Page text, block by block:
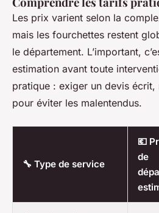
Les prix varient selon la
mais les fourchettes restent
le département. L’important,
estimation avant toute
pratique : exiger un devis écrit,
pour éviter les malentendus.
🔧 Type de service
💶
de